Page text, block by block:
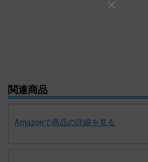
関連商品
Amazonで商品の詳細を見る